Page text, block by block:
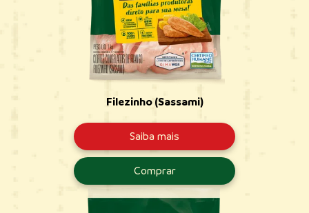
Filezinho (Sassami)
Saiba mais
Comprar